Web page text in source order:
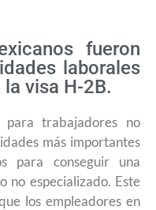
fueron
laborales
visa H-2B.
trabajadores no
más importantes
para conseguir una
no especializado. Este
los empleadores en